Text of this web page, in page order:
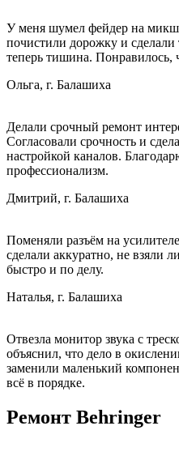
У меня шумел фейдер на
почистили дорожку и
теперь тишина. Понравилось,
Ольга, г. Балашиха
Делали срочный ремонт
Согласовали срочность и
настройкой каналов.
профессионализм.
Дмитрий, г. Балашиха
Поменяли разъём на
сделали аккуратно, не взяли
быстро и по делу.
Наталья, г. Балашиха
Отвезла монитор звука с
объяснил, что дело в
заменили маленький
всё в порядке.
Ремонт Behringer